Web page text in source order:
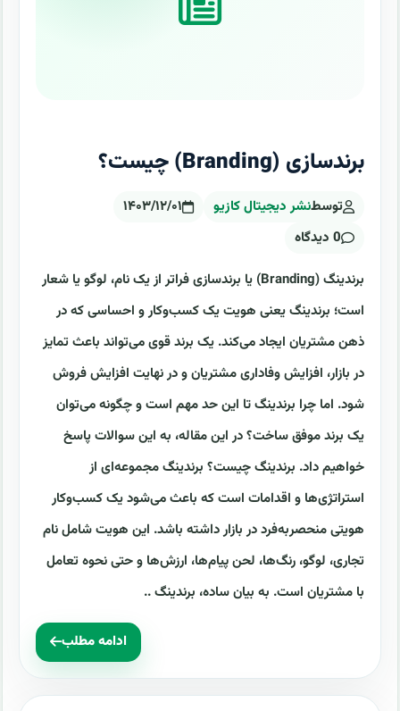
برندسازی (Branding) چیست؟
توسطنشر دیجیتال کازیو
۱۴۰۳/۱۲/۰۱
0 دیدگاه
برندینگ (Branding) یا برندسازی فراتر از یک نام، لوگو یا شعار
است؛ برندینگ یعنی هویت یک کسب‌وکار و احساسی که در
ذهن مشتریان ایجاد می‌کند. یک برند قوی می‌تواند باعث تمایز
در بازار، افزایش وفاداری مشتریان و در نهایت افزایش فروش
شود. اما چرا برندینگ تا این حد مهم است و چگونه می‌توان
یک برند موفق ساخت؟ در این مقاله، به این سوالات پاسخ
خواهیم داد. برندینگ چیست؟ برندینگ مجموعه‌ای از
استراتژی‌ها و اقدامات است که باعث می‌شود یک کسب‌وکار
هویتی منحصر‌به‌فرد در بازار داشته باشد. این هویت شامل نام
تجاری، لوگو، رنگ‌ها، لحن پیام‌ها، ارزش‌ها و حتی نحوه تعامل
با مشتریان است. به بیان ساده، برندینگ ..
ادامه مطلب